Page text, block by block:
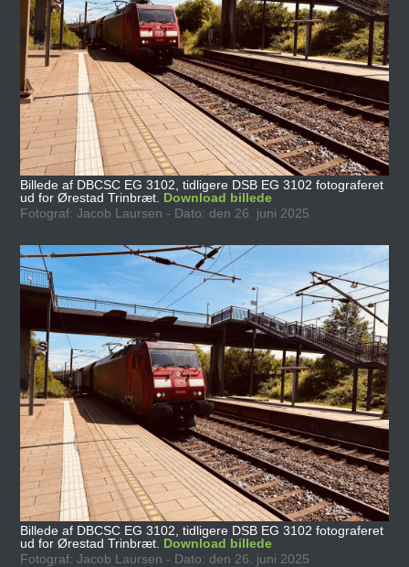
Billede af DBCSC EG 3102, tidligere DSB EG 3102 fotograferet
ud for Ørestad Trinbræt. Download billede
Fotograf: Jacob Laursen - Dato: den 26. juni 2025
Billede af DBCSC EG 3102, tidligere DSB EG 3102 fotograferet
ud for Ørestad Trinbræt. Download billede
Fotograf: Jacob Laursen - Dato: den 26. juni 2025